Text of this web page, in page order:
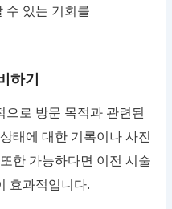
수 있는 기회를
하기
로 방문 목적과 관련된
태에 대한 기록이나 사진
한 가능하다면 이전 시술
효과적입니다.